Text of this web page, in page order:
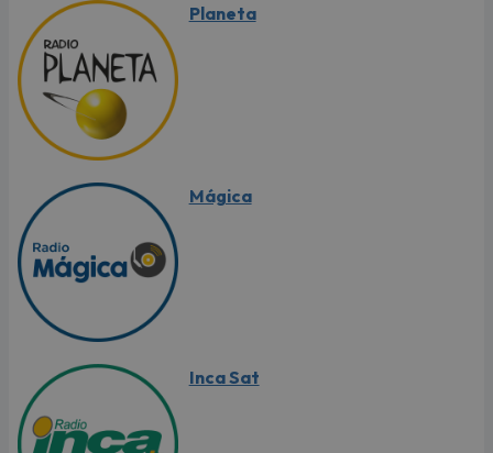
Planeta
Mágica
Inca Sat